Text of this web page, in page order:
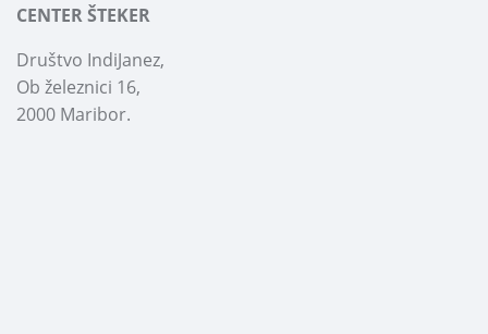
CENTER ŠTEKER
Društvo IndiJanez,
Ob železnici 16,
2000 Maribor.